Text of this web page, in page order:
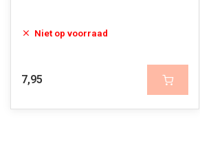
Niet op voorraad
7,95